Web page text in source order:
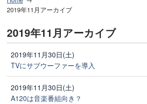
2019年11月アーカイブ
2019年11月アーカイブ
2019年11月30日(土)
TVにサブウーファーを導入
2019年11月30日(土)
A120は音楽番組向き？